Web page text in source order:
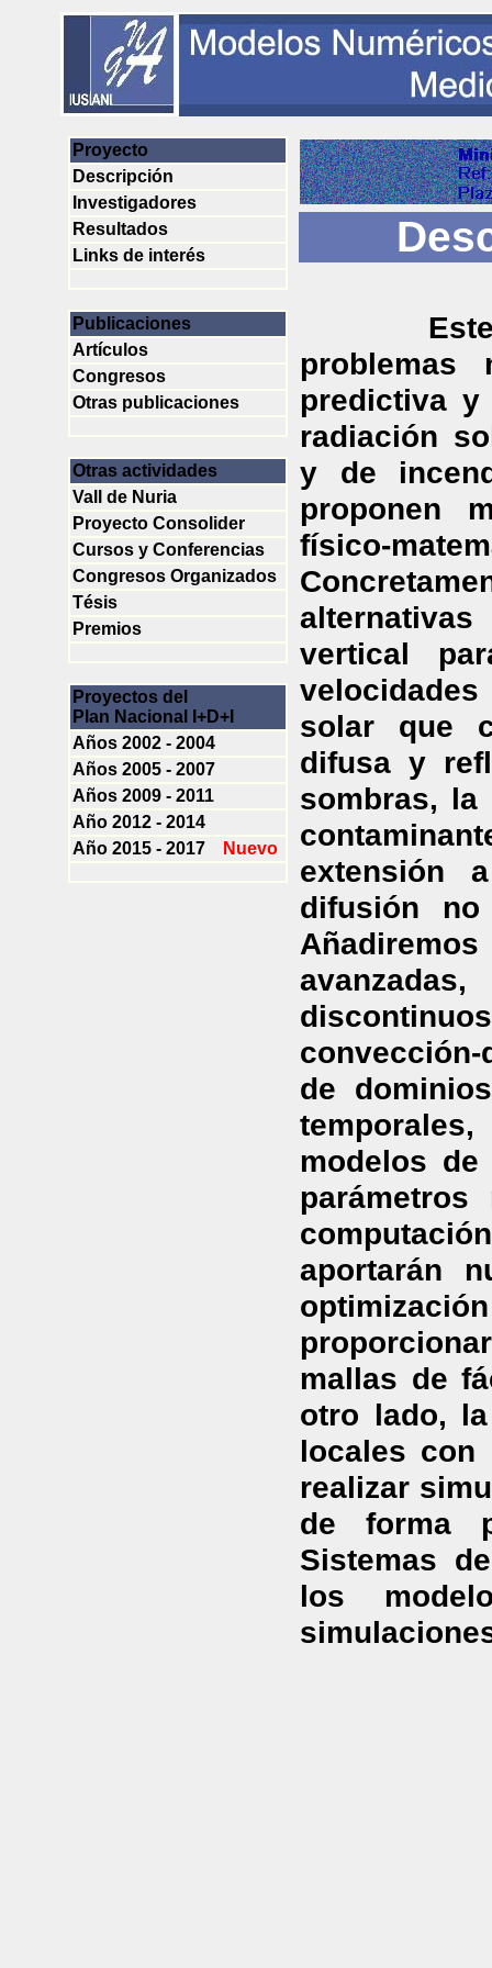
Proyecto
Descripción
Investigadores
Resultados
Links de interés
Publicaciones
Artículos
Congresos
Otras publicaciones
Otras actividades
Vall de Nuria
Proyecto Consolider
Cursos y Conferencias
Congresos Organizados
Tésis
Premios
Proyectos del
Plan Nacional I+D+I
Años 2002 - 2004
Años 2005 - 2007
Años 2009 - 2011
Año 2012 - 2014
Año 2015 - 2017
N uevo
Este
problemas
predictiva
radiación
y de
proponen
físico-
vertical
solar que
difusa y
sombras, la
extensión
difusión
de
modelos
aportarán
mallas de
otro lado,
locales con
realizar
de forma
Sistemas
los